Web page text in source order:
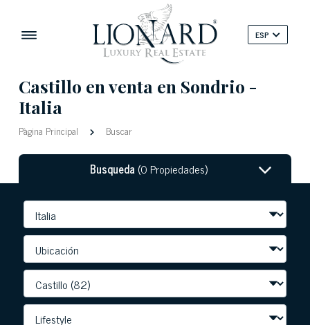
ESP
Castillo en venta en Sondrio -
Italia
Pàgina Principal Buscar
Busqueda(0 Propiedades)